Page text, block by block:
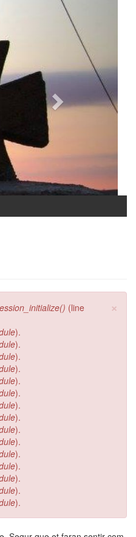
×
(line
).
).
).
).
).
).
).
).
).
).
).
).
).
).
).